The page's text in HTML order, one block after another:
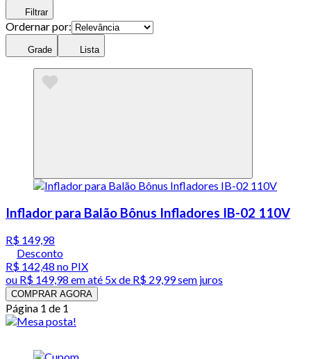
Filtrar
Ordernar por:
Grade Lista
Inflador para Balão Bônus Infladores IB-02 110V
R$ 149,98
Desconto
R$ 142,48 no PIX
ou R$ 149,98 em até 5x de R$ 29,99 sem juros
COMPRAR AGORA
Página 1 de 1